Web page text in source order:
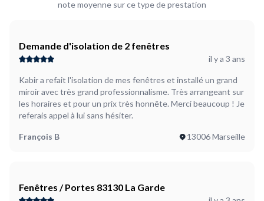
note moyenne sur ce type de prestation
Demande d'isolation de 2 fenêtres
il y a 3 ans
Kabir a refait l'isolation de mes fenêtres et installé un grand
miroir avec très grand professionnalisme. Très arrangeant sur
les horaires et pour un prix très honnête. Merci beaucoup ! Je
referais appel à lui sans hésiter.
François B 13006 Marseille
Fenêtres / Portes 83130 La Garde